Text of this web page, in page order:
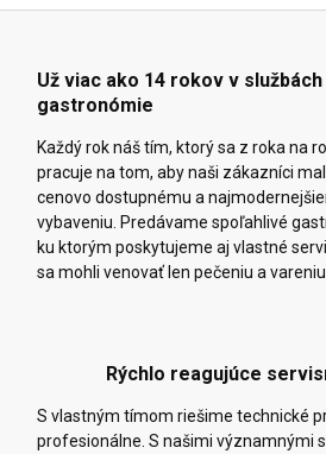
Už viac ako 14 rokov v
gastronómie
Každý rok náš tím, ktorý sa z roka na
pracuje na tom, aby naši zákazníci
cenovo dostupnému a
vybaveniu. Predávame spoľahlivé
ku ktorým poskytujeme aj vlastné
sa mohli venovať len pečeniu a vareniu.
Rýchlo reagujúce
S vlastným tímom riešime technické
profesionálne. S našimi významnými